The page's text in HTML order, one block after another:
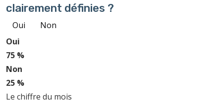
clairement définies ?
Oui
Non
Oui
75 %
Non
25 %
Le chiffre du mois